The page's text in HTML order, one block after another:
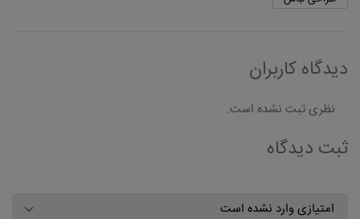
دیدگاه کاربران
نظری ثبت نشده است.
ثبت دیدگاه